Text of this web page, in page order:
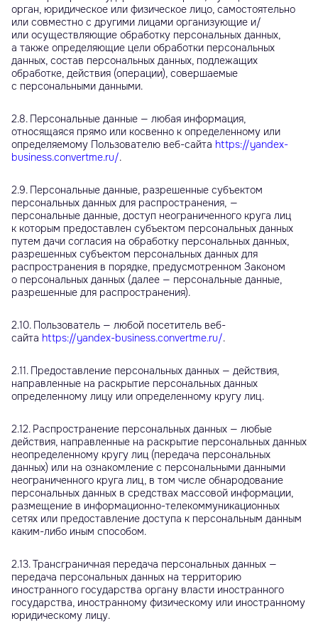
орган, юридическое или физическое лицо, самостоятельно
или совместно с другими лицами организующие и/
или осуществляющие обработку персональных данных,
а также определяющие цели обработки персональных
данных, состав персональных данных, подлежащих
обработке, действия (операции), совершаемые
с персональными данными.
2.8. Персональные данные — любая информация,
относящаяся прямо или косвенно к определенному или
определяемому Пользователю веб-сайта https://yandex-
business.convertme.ru/.
2.9. Персональные данные, разрешенные субъектом
персональных данных для распространения, —
персональные данные, доступ неограниченного круга лиц
к которым предоставлен субъектом персональных данных
путем дачи согласия на обработку персональных данных,
разрешенных субъектом персональных данных для
распространения в порядке, предусмотренном Законом
о персональных данных (далее — персональные данные,
разрешенные для распространения).
2.10. Пользователь — любой посетитель веб-
сайта https://yandex-business.convertme.ru/.
2.11. Предоставление персональных данных — действия,
направленные на раскрытие персональных данных
определенному лицу или определенному кругу лиц.
2.12. Распространение персональных данных — любые
действия, направленные на раскрытие персональных данных
неопределенному кругу лиц (передача персональных
данных) или на ознакомление с персональными данными
неограниченного круга лиц, в том числе обнародование
персональных данных в средствах массовой информации,
размещение в информационно-телекоммуникационных
сетях или предоставление доступа к персональным данным
каким-либо иным способом.
2.13. Трансграничная передача персональных данных —
передача персональных данных на территорию
иностранного государства органу власти иностранного
государства, иностранному физическому или иностранному
юридическому лицу.